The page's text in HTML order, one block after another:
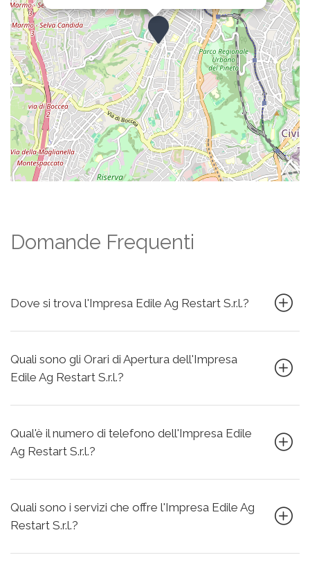
Domande Frequenti
Dove si trova l'Impresa Edile Ag Restart S.r.l.?
Quali sono gli Orari di Apertura dell'Impresa
Edile Ag Restart S.r.l.?
Qual'è il numero di telefono dell'Impresa Edile
Ag Restart S.r.l.?
Quali sono i servizi che offre l'Impresa Edile Ag
Restart S.r.l.?